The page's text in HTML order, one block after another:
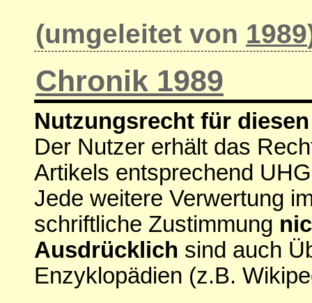
(umgeleitet von 1989
Chronik 1989
Nutzungsrecht für
Der Nutzer erhält das
Artikels entsprechend
Jede weitere Verwertung
schriftliche Zustimmung
Ausdrücklich sind auch
Enzyklopädien (z.B.